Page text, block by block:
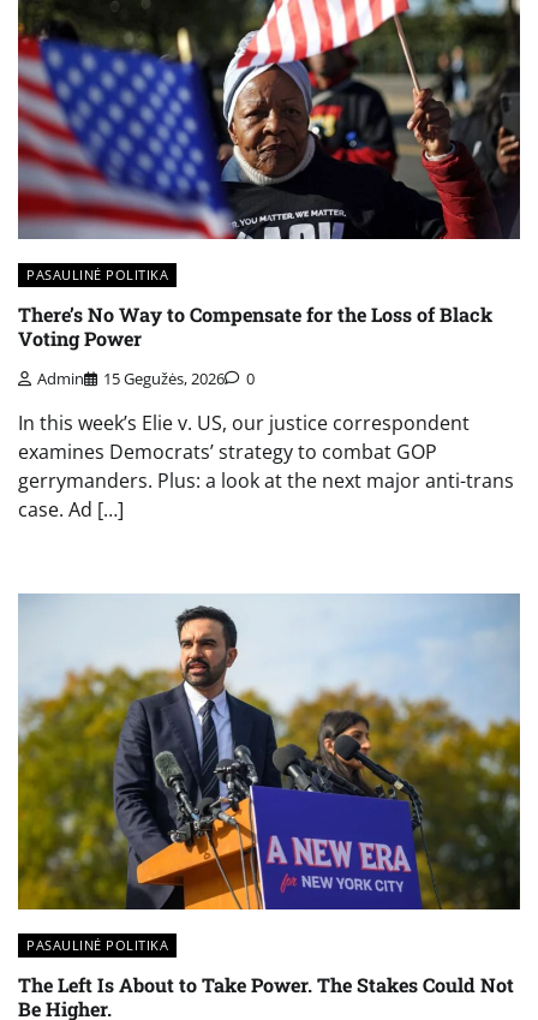
PASAULINĖ POLITIKA
There’s No Way to Compensate for the Loss of Black
Voting Power
Admin 15 Gegužės, 2026 0
In this week’s Elie v. US, our justice correspondent
examines Democrats’ strategy to combat GOP
gerrymanders. Plus: a look at the next major anti-trans
case. Ad […]
PASAULINĖ POLITIKA
The Left Is About to Take Power. The Stakes Could Not
Be Higher.